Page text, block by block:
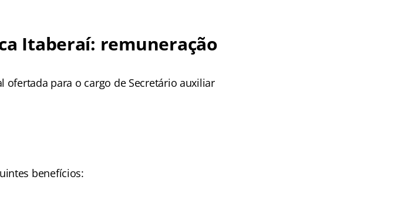
Itaberaí: remuneração
para o cargo de Secretário auxiliar
benefícios: